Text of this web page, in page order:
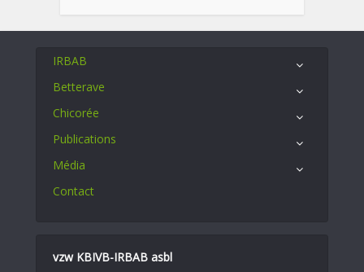
IRBAB
Betterave
Chicorée
Publications
Média
Contact
vzw KBIVB-IRBAB asbl